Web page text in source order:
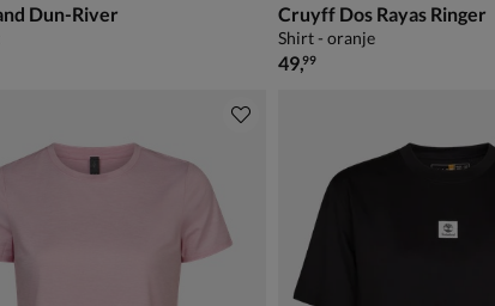
Dun-River Cruyff Dos Rayas Ringer
Shirt - oranje
€ 49,99
49,99